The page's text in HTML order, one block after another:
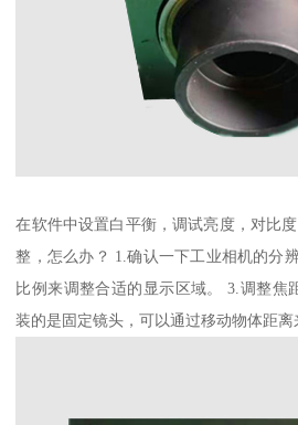
在软件中设置白平衡，调试亮度，对比
整，怎么办？ 1.确认一下工业相机的分
比例来调整合适的显示区域。 3.调整焦
装的是固定镜头，可以通过移动物体距